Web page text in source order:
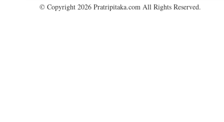
© Copyright 2026 Pratripitaka.com All Rights Reserved.